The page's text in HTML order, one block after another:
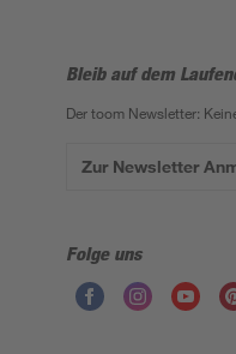
Bleib auf dem
Der toom Newsletter:
Zur Newsletter
Folge uns